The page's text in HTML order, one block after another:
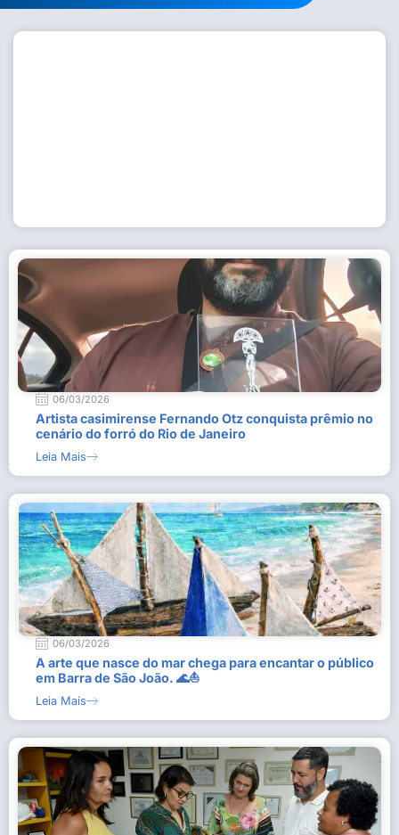
06/03/2026
Artista casimirense Fernando Otz conquista prêmio no
cenário do forró do Rio de Janeiro
Leia Mais
06/03/2026
A arte que nasce do mar chega para encantar o público
em Barra de São João. 🌊⛵
Leia Mais